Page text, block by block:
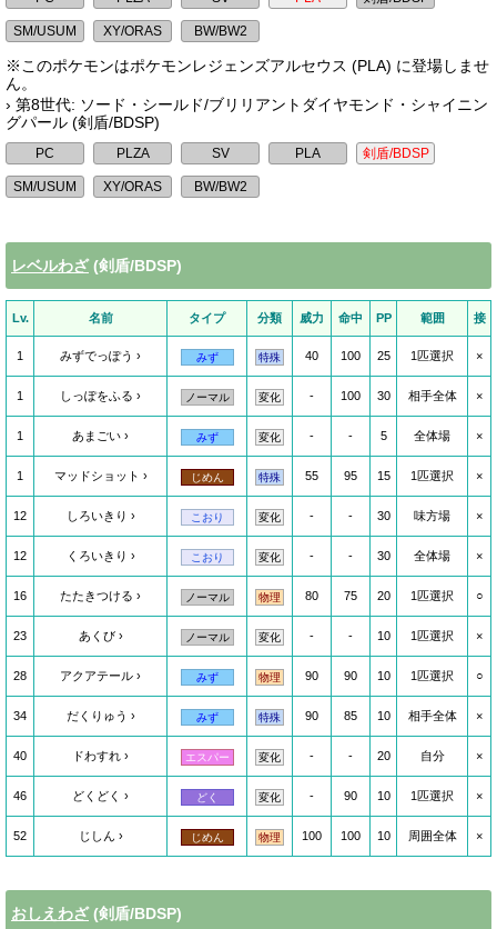
※このポケモンはポケモンレジェンズアルセウス (PLA) に登場しませ
ん。
› 第8世代: ソード・シールド/ブリリアントダイヤモンド・シャイニン
グパール (剣盾/BDSP)
レベルわざ(剣盾/BDSP)
Lv. 名前 タイプ 分類 威力 命中 PP 範囲 接
1 みずでっぽう みず 特殊 40 100 25 1匹選択 ×
1 しっぽをふる ノーマル 変化 - 100 30 相手全体 ×
1 あまごい みず 変化 - - 5 全体場 ×
1 マッドショット じめん 特殊 55 95 15 1匹選択 ×
12 しろいきり こおり 変化 - - 30 味方場 ×
12 くろいきり こおり 変化 - - 30 全体場 ×
16 たたきつける ノーマル 物理 80 75 20 1匹選択 ○
23 あくび ノーマル 変化 - - 10 1匹選択 ×
28 アクアテール みず 物理 90 90 10 1匹選択 ○
34 だくりゅう みず 特殊 90 85 10 相手全体 ×
40 ドわすれ エスパー 変化 - - 20 自分 ×
46 どくどく どく 変化 - 90 10 1匹選択 ×
52 じしん じめん 物理 100 100 10 周囲全体 ×
おしえわざ(剣盾/BDSP)